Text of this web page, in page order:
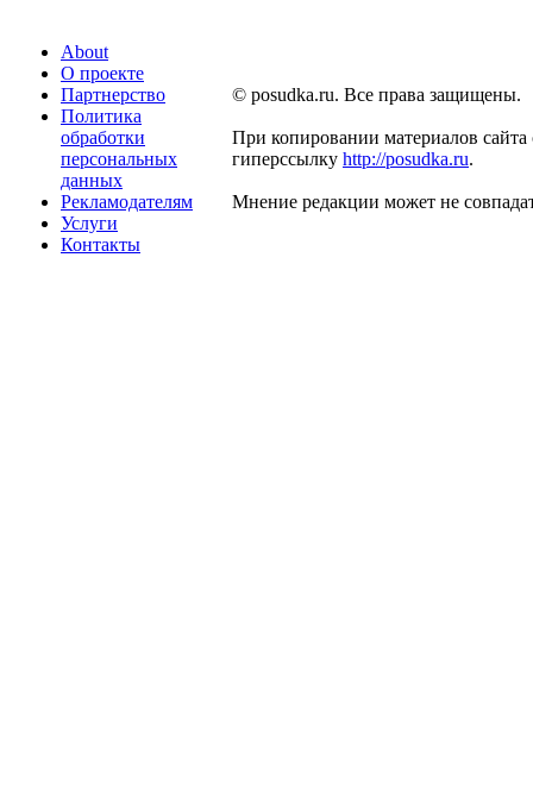
About
О проекте
Партнерство
Политика
обработки
персональных
данных
Рекламодателям
Услуги
Контакты
© posudka.ru. Все права защищены.
При копировании материалов сайта
гиперссылку http://posudka.ru.
Мнение редакции может не